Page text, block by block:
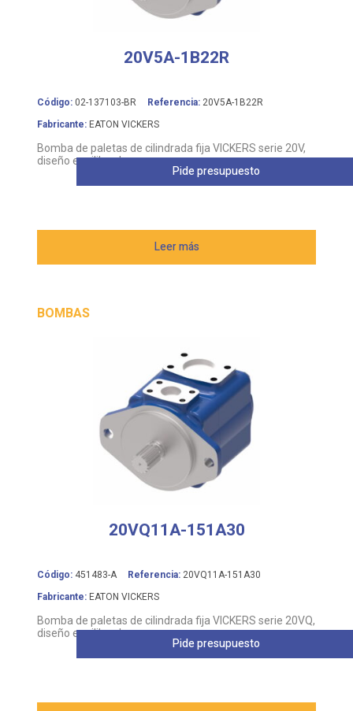
20V5A-1B22R
Código: 02-137103-BR Referencia: 20V5A-1B22R
Fabricante: EATON VICKERS
Bomba de paletas de cilindrada fija VICKERS serie 20V,
diseño equilibrado
Leer más
Pide presupuesto
BOMBAS
20VQ11A-151A30
Código: 451483-A Referencia: 20VQ11A-151A30
Fabricante: EATON VICKERS
Bomba de paletas de cilindrada fija VICKERS serie 20VQ,
diseño equilibrado
Pide presupuesto